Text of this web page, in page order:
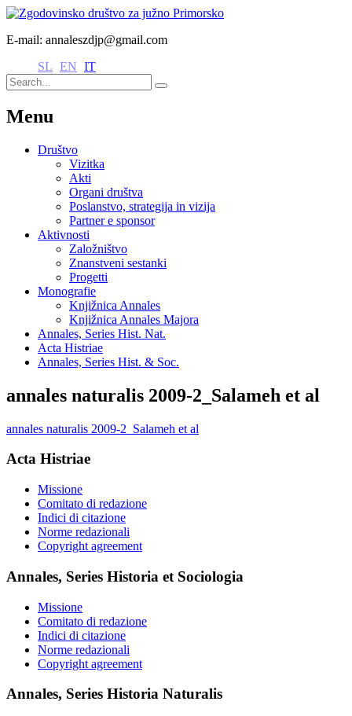
E-mail: annaleszdjp@gmail.com
SL EN IT
Menu
Društvo
Vizitka
Akti
Organi društva
Poslanstvo, strategija in vizija
Partner e sponsor
Aktivnosti
Založništvo
Znanstveni sestanki
Progetti
Monografie
Knjižnica Annales
Knjižnica Annales Majora
Annales, Series Hist. Nat.
Acta Histriae
Annales, Series Hist. & Soc.
annales naturalis 2009-2_Salameh et al
annales naturalis 2009-2_Salameh et al
Acta Histriae
Missione
Comitato di redazione
Indici di citazione
Norme redazionali
Copyright agreement
Annales, Series Historia et Sociologia
Missione
Comitato di redazione
Indici di citazione
Norme redazionali
Copyright agreement
Annales, Series Historia Naturalis